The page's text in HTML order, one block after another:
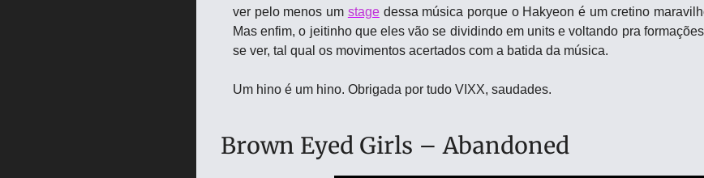
ver pelo menos um stage dessa música porque o Hakyeon é um cretino
Mas enfim, o jeitinho que eles vão se dividindo em units e voltando pra
se ver, tal qual os movimentos acertados com a batida da música.
Um hino é um hino. Obrigada por tudo VIXX, saudades.
Brown Eyed Girls – Abandoned